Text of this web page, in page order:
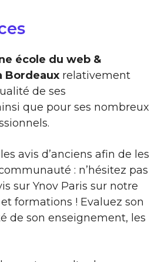
école du web &
Bordeaux relativement
de ses
que pour ses nombreux
avis d’anciens afin de les
: n’hésitez pas
sur Ynov Paris sur notre
formations ! Evaluez son
de son enseignement, les